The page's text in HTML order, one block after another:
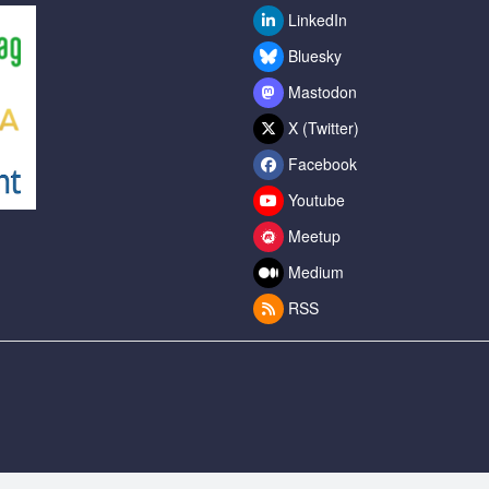
LinkedIn
Bluesky
Mastodon
X (Twitter)
Facebook
Youtube
Meetup
Medium
RSS